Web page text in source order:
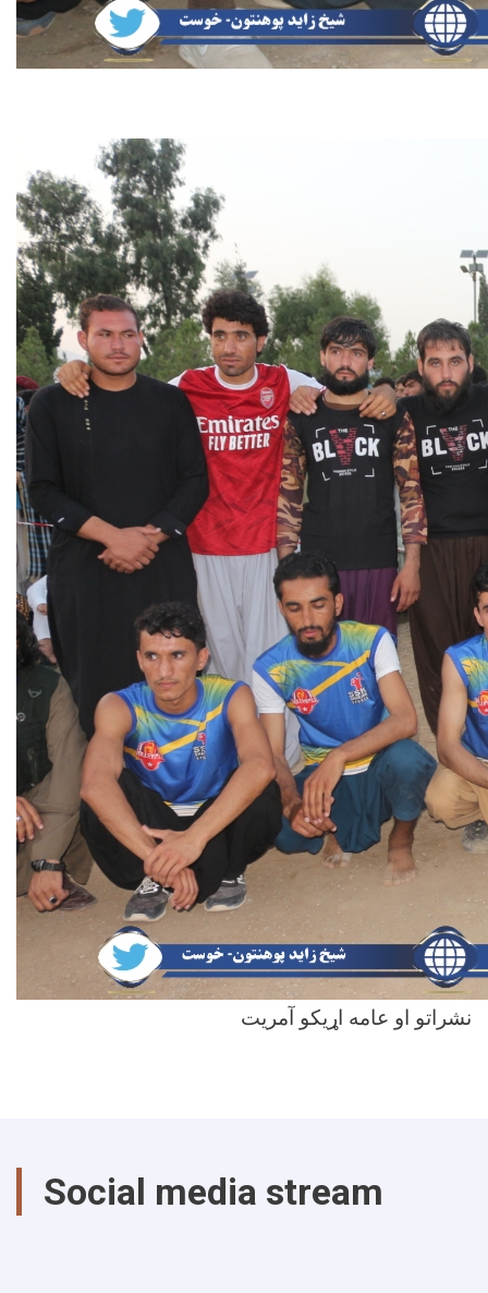
نشراتو او عامه اړیکو آمريت
Social media stream